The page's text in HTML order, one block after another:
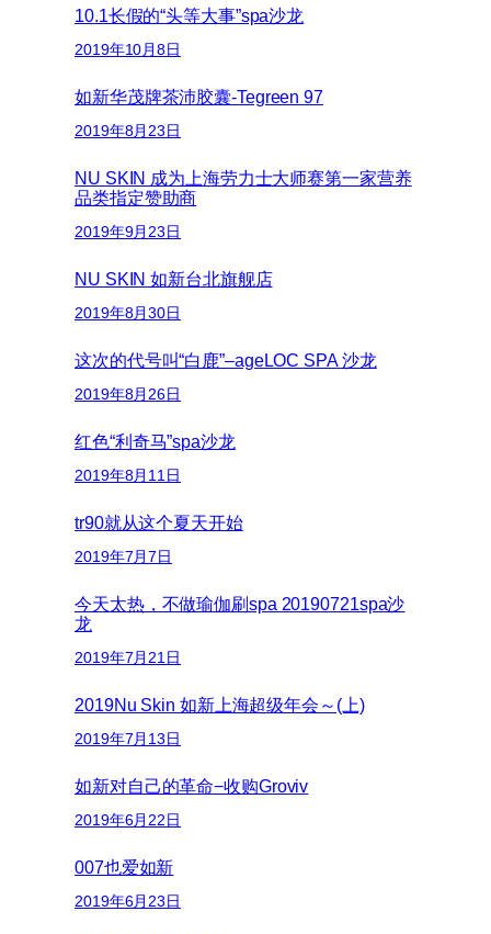
10.1长假的“头等大事”spa沙龙
2019年10月8日
如新华茂牌茶沛胶囊-Tegreen 97
2019年8月23日
NU SKIN 成为上海劳力士大师赛第一家营养
品类指定赞助商
2019年9月23日
NU SKIN 如新台北旗舰店
2019年8月30日
这次的代号叫“白鹿”–ageLOC SPA 沙龙
2019年8月26日
红色“利奇马”spa沙龙
2019年8月11日
tr90就从这个夏天开始
2019年7月7日
今天太热，不做瑜伽刷spa 20190721spa沙
龙
2019年7月21日
2019Nu Skin 如新上海超级年会～(上)
2019年7月13日
如新对自己的革命−收购Groviv
2019年6月22日
007也爱如新
2019年6月23日